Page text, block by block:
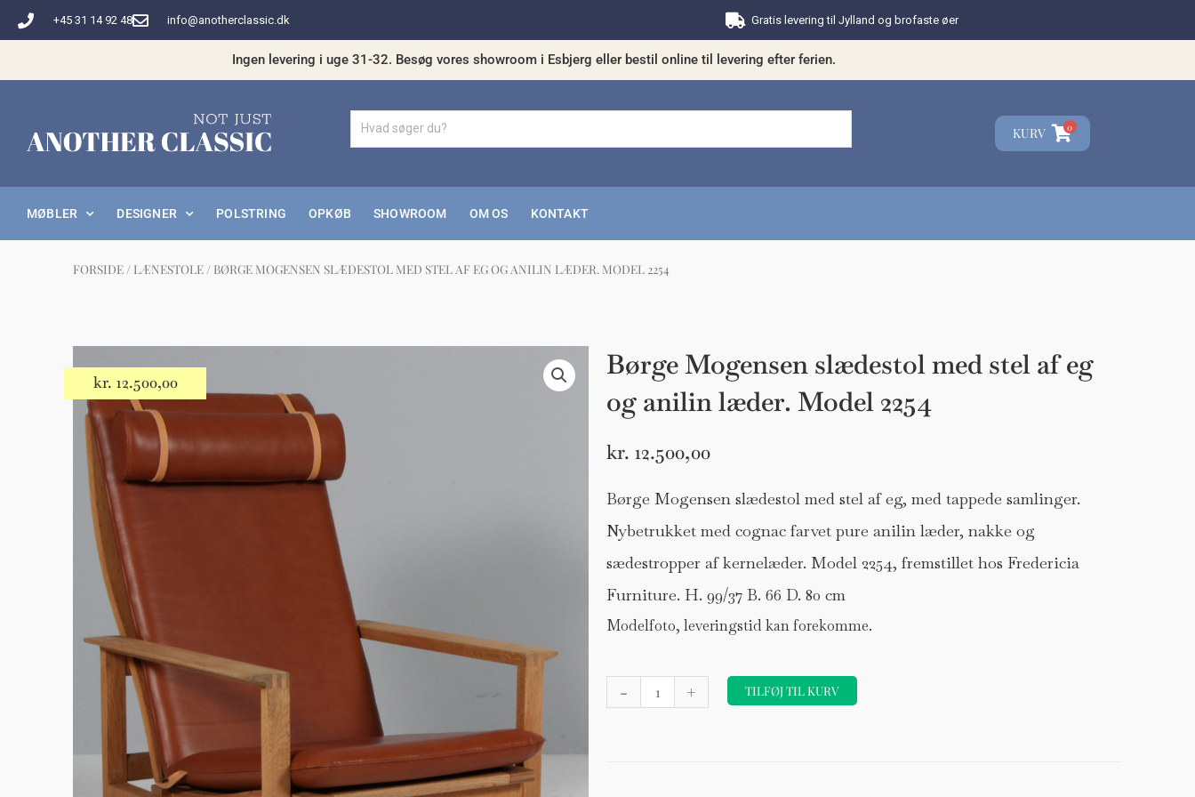
+45 31 14 92 48 info@anotherclassic.dk Gratis levering til Jylland og brofaste øer
Ingen levering i uge 31-32. Besøg vores showroom i Esbjerg eller bestil online til levering efter ferien.
KURV 0
MØBLER DESIGNER POLSTRING OPKØB SHOWROOM OM OS KONTAKT
FORSIDE / LÆNESTOLE / BØRGE MOGENSEN SLÆDESTOL MED STEL AF EG OG ANILIN LÆDER. MODEL 2254
Måske kunne nogle af disse produkter have din interesse?
Sko til Arne Jacobsen stole
DKK 100,00
kr. 12.500,00
Børge Mogensen slædestol med stel af eg
og anilin læder. Model 2254
kr. 12.500,00
Børge Mogensen slædestol med stel af eg, med tappede samlinger.
Nybetrukket med cognac farvet pure anilin læder, nakke og
sædestropper af kernelæder. Model 2254, fremstillet hos Fredericia
Furniture. H. 99/37 B. 66 D. 80 cm
Modelfoto, leveringstid kan forekomme.
-
Mogensen
+ TILFØJ TIL KURV